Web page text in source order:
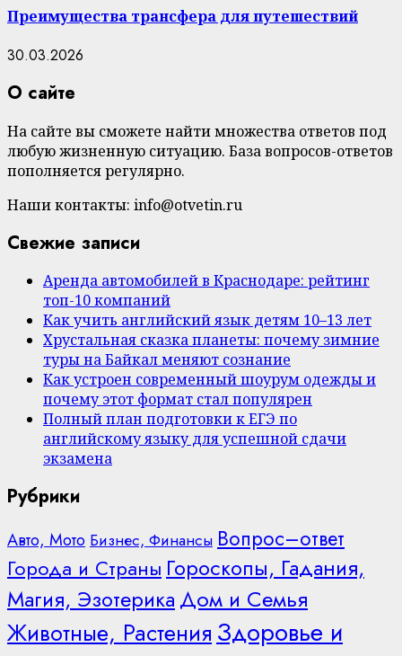
Преимущества трансфера для путешествий
30.03.2026
О сайте
На сайте вы сможете найти множества ответов под
любую жизненную ситуацию. База вопросов-ответов
пополняется регулярно.
Наши контакты: info@otvetin.ru
Свежие записи
Аренда автомобилей в Краснодаре: рейтинг
топ-10 компаний
Как учить английский язык детям 10–13 лет
Хрустальная сказка планеты: почему зимние
туры на Байкал меняют сознание
Как устроен современный шоурум одежды и
почему этот формат стал популярен
Полный план подготовки к ЕГЭ по
английскому языку для успешной сдачи
экзамена
Рубрики
Авто, МотоБизнес, Финансы Вопрос–ответ
Города и Страны Гороскопы, Гадания,
Магия, Эзотерика Дом и Семья
Животные, Растения Здоровье и